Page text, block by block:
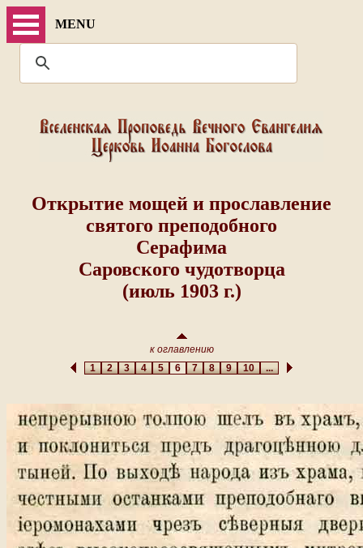
MENU
Открытие мощей и прославление
святого преподобного
Серафима
Саровского чудотворца
(июль 1903 г.)
к оглавлению
12345 6 78910...